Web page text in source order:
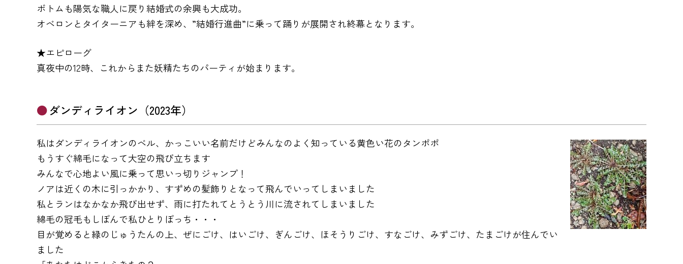
ボトムも陽気な職人に戻り結婚式の余興も大成功。
オベロンとタイターニアも絆を深め、”結婚行進曲”に乗って踊りが展開され終幕となります。
★エピローグ
真夜中の12時、これからまた妖精たちのパーティが始まります。
ダンディライオン（2023年）
私はダンディライオンのベル、かっこいい名前だけどみんなのよく知っている黄色い花のタンポポ
もうすぐ綿毛になって大空の飛び立ちます
みんなで心地よい風に乗って思いっ切りジャンプ！
ノアは近くの木に引っかかり、すずめの髪飾りとなって飛んでいってしまいました
私とランはなかなか飛び出せず、雨に打たれてとうとう川に流されてしまいました
綿毛の冠毛もしぼんで私ひとりぼっち・・・
目が覚めると緑のじゅうたんの上、ぜにごけ、はいごけ、ぎんごけ、ほそうりごけ、すなごけ、みずごけ、たまごけが住んでい
ました